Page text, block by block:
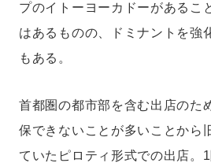
プのイトーヨーカドーがあるこ
はあるものの、ドミナントを強
もある。
首都圏の都市部を含む出店のた
保できないことが多いことから
ていたピロティ形式での出店。